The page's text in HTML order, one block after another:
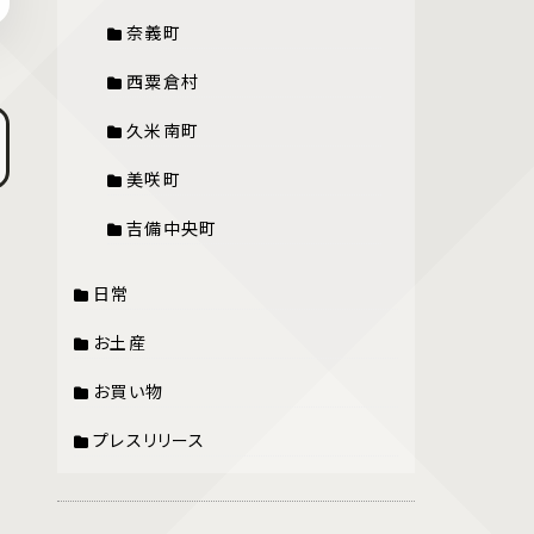
奈義町
西粟倉村
久米南町
美咲町
吉備中央町
日常
お土産
お買い物
プレスリリース